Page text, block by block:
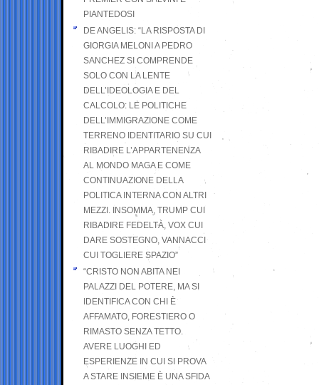
PIANTEDOSI
DE ANGELIS: “LA RISPOSTA DI
GIORGIA MELONI A PEDRO
SANCHEZ SI COMPRENDE
SOLO CON LA LENTE
DELL’IDEOLOGIA E DEL
CALCOLO: LE POLITICHE
DELL’IMMIGRAZIONE COME
TERRENO IDENTITARIO SU CUI
RIBADIRE L’APPARTENENZA
AL MONDO MAGA E COME
CONTINUAZIONE DELLA
POLITICA INTERNA CON ALTRI
MEZZI. INSOMMA, TRUMP CUI
RIBADIRE FEDELTÀ, VOX CUI
DARE SOSTEGNO, VANNACCI
CUI TOGLIERE SPAZIO”
“CRISTO NON ABITA NEI
PALAZZI DEL POTERE, MA SI
IDENTIFICA CON CHI È
AFFAMATO, FORESTIERO O
RIMASTO SENZA TETTO.
AVERE LUOGHI ED
ESPERIENZE IN CUI SI PROVA
A STARE INSIEME È UNA SFIDA